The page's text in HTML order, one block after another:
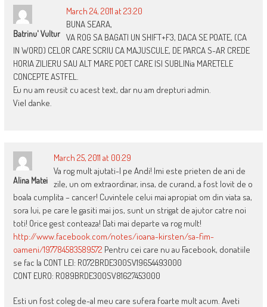
Batrinu' Vultur
March 24, 2011 at 23:20
BUNA SEARA,
VA ROG SA BAGATI UN SHIFT+F3, DACA SE POATE, (CA
IN WORD) CELOR CARE SCRIU CA MAJUSCULE, DE PARCA S-AR CREDE
HORIA ZILIERU SAU ALT MARE POET CARE ISI SUBLINia MARETELE
CONCEPTE ASTFEL.
Eu nu am reusit cu acest text, dar nu am drepturi admin.
Viel danke.
Alina Matei
March 25, 2011 at 00:29
Va rog mult ajutati-l pe Andi! Imi este prieten de ani de
zile, un om extraordinar, insa, de curand, a fost lovit de o
boala cumplita – cancer! Cuvintele celui mai apropiat om din viata sa,
sora lui, pe care le gasiti mai jos, sunt un strigat de ajutor catre noi
toti! Orice gest conteaza! Dati mai departe va rog mult!
http://www.facebook.com/notes/ioana-kirsten/sa-fim-
oameni/197784583589572 Pentru cei care nu au Facebook, donatiile
se fac la CONT LEI: RO72BRDE300SV19654493000
CONT EURO: RO89BRDE300SV81627453000
Esti un fost coleg de-al meu care sufera foarte mult acum. Aveti